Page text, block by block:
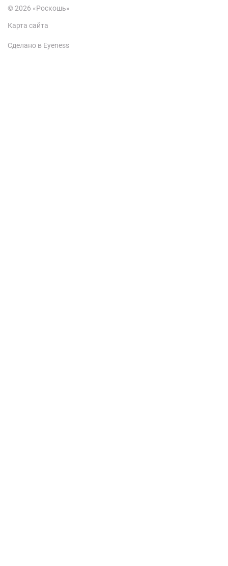
© 2026 «Роскошь»
Карта сайта
Сделано в Eyeness